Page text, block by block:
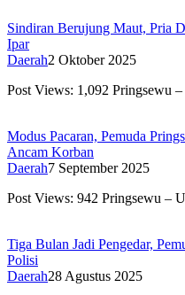
Sindiran Berujung Maut, Pria
Ipar
Daerah2 Oktober 2025
Post Views: 1,092 Pringsewu
Modus Pacaran, Pemuda
Ancam Korban
Daerah7 September 2025
Post Views: 942 Pringsewu –
Tiga Bulan Jadi Pengedar,
Polisi
Daerah28 Agustus 2025